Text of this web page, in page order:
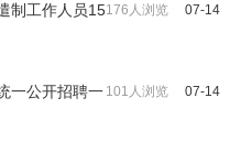
07-14
176人浏览
制工作人员15
07-14
101人浏览
一公开招聘一